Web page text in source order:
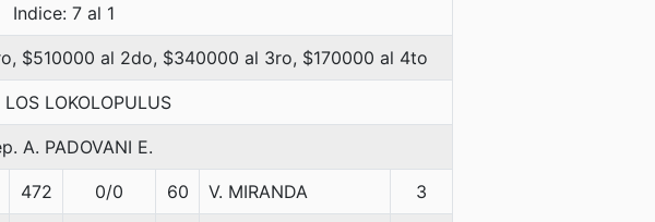
Indice: 7 al 1
$510000 al 2do, $340000 al 3ro, $170000 al 4to
LOKOLOPULUS
A. PADOVANI E.
472 0/0 60 V. MIRANDA 3